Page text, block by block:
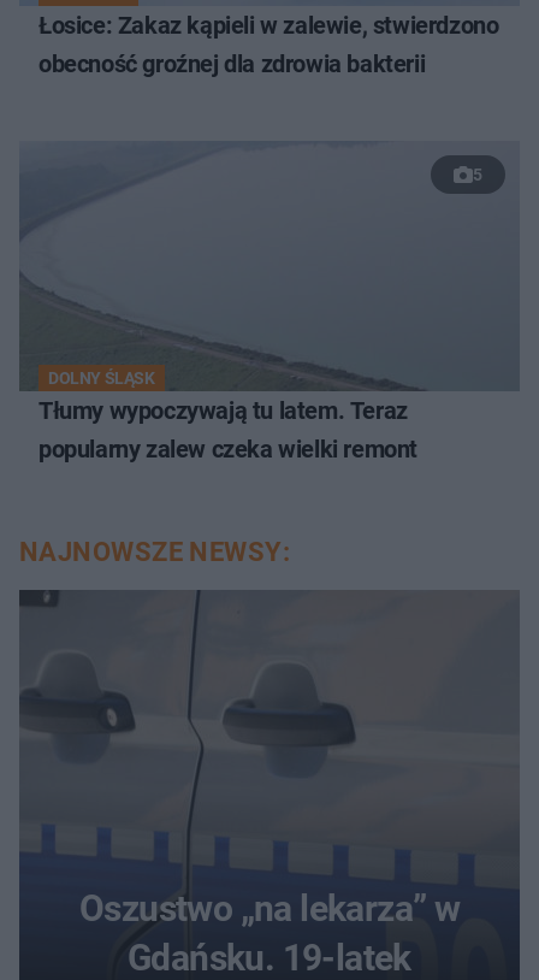
Łosice: Zakaz kąpieli w zalewie, stwierdzono
obecność groźnej dla zdrowia bakterii
5
DOLNY ŚLĄSK
Tłumy wypoczywają tu latem. Teraz
popularny zalew czeka wielki remont
NAJNOWSZE NEWSY:
Oszustwo „na lekarza” w
Gdańsku. 19-latek